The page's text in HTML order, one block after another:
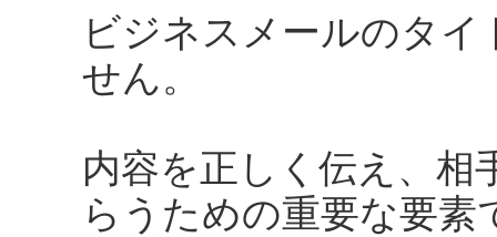
ビジネスメールのタ
せん。
内容を正しく伝え、相
らうための重要な要素